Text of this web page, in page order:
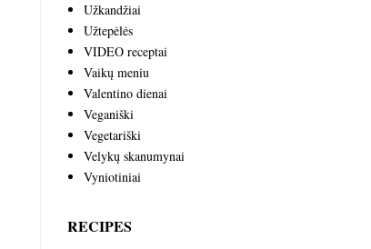
Užkandžiai
Užtepėlės
VIDEO receptai
Vaikų meniu
Valentino dienai
Veganiški
Vegetariški
Velykų skanumynai
Vyniotiniai
RECIPES